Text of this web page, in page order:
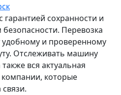
гарантией сохранности и
Перевозка
и проверенному
Отслеживать машину
вся актуальная
которые